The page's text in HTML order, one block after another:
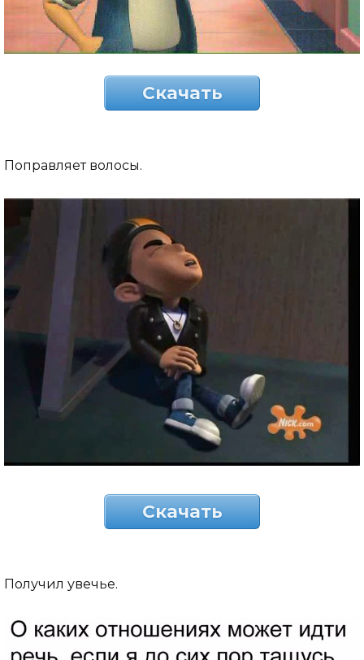
Скачать
Поправляет волосы.
Скачать
Получил увечье.